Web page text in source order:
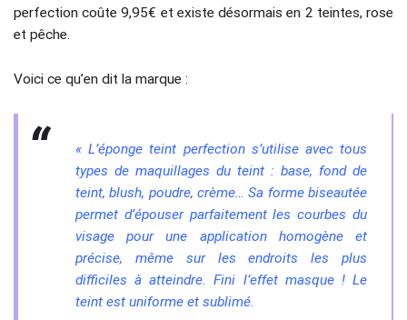
perfection coûte 9,95€ et existe désormais en 2 teintes, rose
et pêche.
Voici ce qu’en dit la marque :
«L’éponge teint perfection s’utilise avec tous
types de maquillages du teint : base, fond de
teint, blush, poudre, crème… Sa forme biseautée
permet d’épouser parfaitement les courbes du
visage pour une application homogène et
précise, même sur les endroits les plus
difficiles à atteindre.Fini l’effet masque ! Le
teint est uniforme et sublimé.